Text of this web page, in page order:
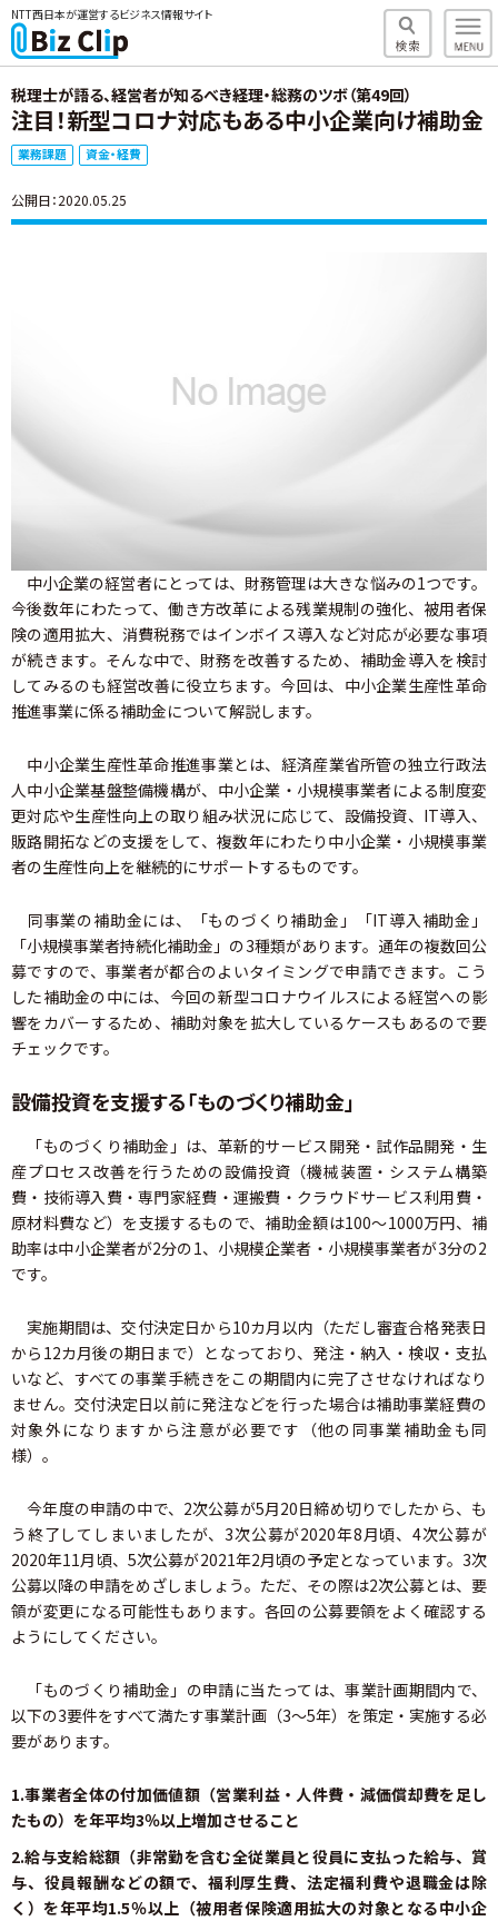
NTT西日本が運営するビジネス情報サイト
税理士が語る、経営者が知るべき経理・総務のツボ（第49回）
注目！新型コロナ対応もある中小企業向け補助金
業務課題 資金・経費
公開日：2020.05.25
中小企業の経営者にとっては、財務管理は大きな悩みの1つです。
今後数年にわたって、働き方改革による残業規制の強化、被用者保
険の適用拡大、消費税務ではインボイス導入など対応が必要な事項
が続きます。そんな中で、財務を改善するため、補助金導入を検討
してみるのも経営改善に役立ちます。今回は、中小企業生産性革命
推進事業に係る補助金について解説します。
中小企業生産性革命推進事業とは、経済産業省所管の独立行政法
人中小企業基盤整備機構が、中小企業・小規模事業者による制度変
更対応や生産性向上の取り組み状況に応じて、設備投資、IT導入、
販路開拓などの支援をして、複数年にわたり中小企業・小規模事業
者の生産性向上を継続的にサポートするものです。
同事業の補助金には、「ものづくり補助金」「IT導入補助金」
「小規模事業者持続化補助金」の3種類があります。通年の複数回公
募ですので、事業者が都合のよいタイミングで申請できます。こう
した補助金の中には、今回の新型コロナウイルスによる経営への影
響をカバーするため、補助対象を拡大しているケースもあるので要
チェックです。
設備投資を支援する「ものづくり補助金」
「ものづくり補助金」は、革新的サービス開発・試作品開発・生
産プロセス改善を行うための設備投資（機械装置・システム構築
費・技術導入費・専門家経費・運搬費・クラウドサービス利用費・
原材料費など）を支援するもので、補助金額は100～1000万円、補
助率は中小企業者が2分の1、小規模企業者・小規模事業者が3分の2
です。
実施期間は、交付決定日から10カ月以内（ただし審査合格発表日
から12カ月後の期日まで）となっており、発注・納入・検収・支払
いなど、すべての事業手続きをこの期間内に完了させなければなり
ません。交付決定日以前に発注などを行った場合は補助事業経費の
対象外になりますから注意が必要です（他の同事業補助金も同
様）。
今年度の申請の中で、2次公募が5月20日締め切りでしたから、も
う終了してしまいましたが、3次公募が2020年8月頃、4次公募が
2020年11月頃、5次公募が2021年2月頃の予定となっています。3次
公募以降の申請をめざしましょう。ただ、その際は2次公募とは、要
領が変更になる可能性もあります。各回の公募要領をよく確認する
ようにしてください。
「ものづくり補助金」の申請に当たっては、事業計画期間内で、
以下の3要件をすべて満たす事業計画（3～5年）を策定・実施する必
要があります。
1.事業者全体の付加価値額（営業利益・人件費・減価償却費を足し
たもの）を年平均3％以上増加させること
2.給与支給総額（非常勤を含む全従業員と役員に支払った給与、賞
与、役員報酬などの額で、福利厚生費、法定福利費や退職金は除
く）を年平均1.5％以上（被用者保険適用拡大の対象となる中小企